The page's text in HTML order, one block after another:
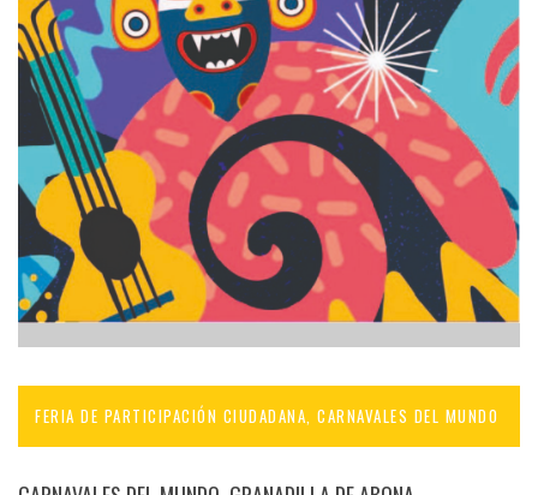
FERIA DE PARTICIPACIÓN CIUDADANA, CARNAVALES DEL MUNDO